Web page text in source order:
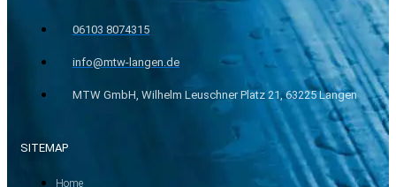
06103 8074315
info@mtw-langen.de
MTW GmbH, Wilhelm Leuschner Platz 21, 63225 Langen
SITEMAP
Home